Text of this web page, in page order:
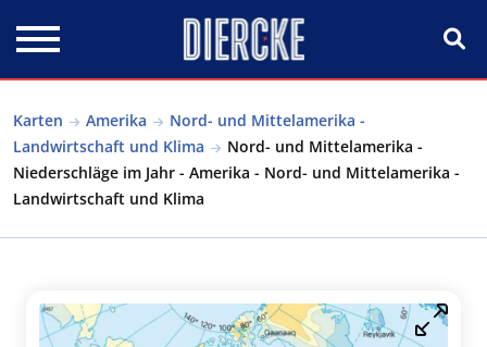
Karten Amerika
Nord- und Mittelamerika -
Landwirtschaft und Klima
Nord- und Mittelamerika -
Niederschläge im Jahr - Amerika - Nord- und Mittelamerika -
Landwirtschaft und Klima